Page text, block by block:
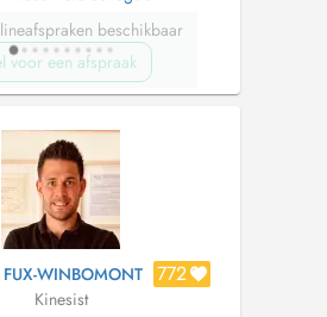
beschikbaar
voor een afspraak
WINBOMONT 772
Kinesist